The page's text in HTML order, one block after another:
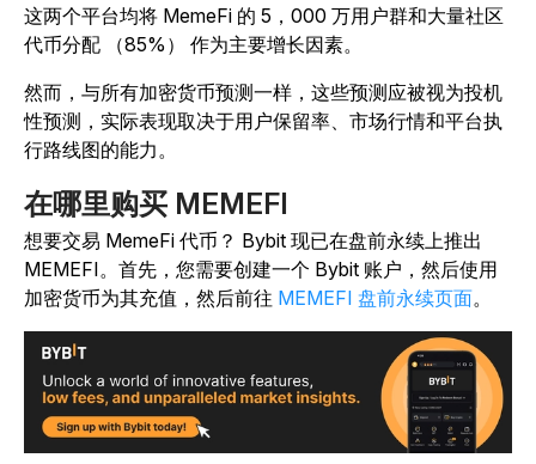
这两个平台均将 MemeFi 的 5，000 万用户群和大量社区
代币分配 （85%） 作为主要增长因素。
然而，与所有加密货币预测一样，这些预测应被视为投机
性预测，实际表现取决于用户保留率、市场行情和平台执
行路线图的能力。
在哪里购买 MEMEFI
想要交易 MemeFi 代币？ Bybit 现已在盘前永续上推出
MEMEFI。首先，您需要创建一个 Bybit 账户，然后使用
加密货币为其充值，然后前往 MEMEFI 盘前永续页面。